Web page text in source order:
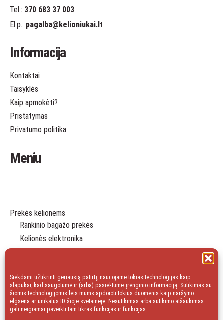
Siekdami užtikrinti geriausią patirtį, naudojame tokias technologijas kaip
slapukai, kad saugotume ir (arba) pasiektume įrenginio informaciją. Sutikimas su
šiomis technologijomis leis mums apdoroti tokius duomenis kaip naršymo
elgsena ar unikalūs ID šioje svetainėje. Nesutikimas arba sutikimo atšaukimas
gali neigiamai paveikti tam tikras funkcijas ir funkcijas.
Tel.: 370 683 37 003
El.p.: pagalba@kelioniukai.lt
Informacija
Kontaktai
Taisyklės
Kaip apmokėti?
Pristatymas
Privatumo politika
Meniu
Prekės kelionėms
Rankinio bagažo prekės
Kelionės elektronika
Svarbūs priedai
Dovanų idėjos
Namų prekės